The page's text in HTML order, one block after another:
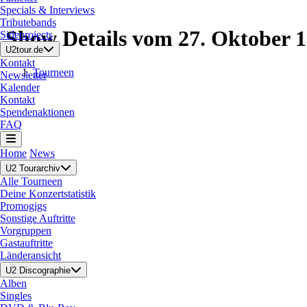
Specials & Interviews
Tributebands
Sideprojects
U2tour.de
Kontakt
Newsletter
Kalender
Kontakt
Spendenaktionen
FAQ
Home News
U2 Tourarchiv
Alle Tourneen
Deine Konzertstatistik
Promogigs
Sonstige Auftritte
Vorgruppen
Gastauftritte
Länderansicht
U2 Discographie
Alben
Singles
Show Details vom 27. Oktober
Tourneen